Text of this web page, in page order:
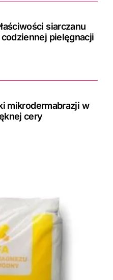
siarczanu
pielęgnacji
mikrodermabrazji w
cery